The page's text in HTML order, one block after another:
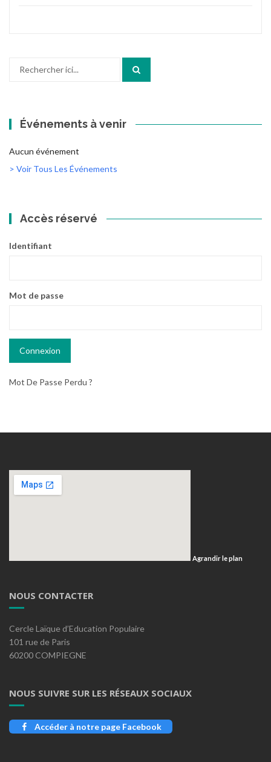
Événements à venir
Aucun événement
> Voir Tous Les Événements
Accès réservé
Identifiant
Mot de passe
Mot De Passe Perdu ?
Agrandir le plan
NOUS CONTACTER
Cercle Laïque d’Education Populaire
101 rue de Paris
60200 COMPIEGNE
NOUS SUIVRE SUR LES RÉSEAUX SOCIAUX
Accéder à notre page Facebook